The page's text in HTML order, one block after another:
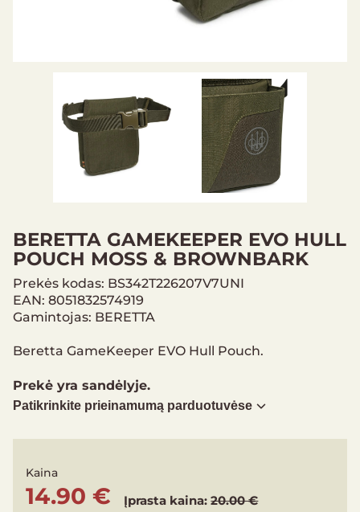
BERETTA GAMEKEEPER EVO HULL
POUCH MOSS & BROWNBARK
Prekės kodas: BS342T226207V7UNI
EAN: 8051832574919
Gamintojas: BERETTA
Beretta GameKeeper EVO Hull Pouch.
Prekė yra sandėlyje.
Patikrinkite prieinamumą parduotuvėse
Kaina
14.90 € Įprasta kaina:20.00 €